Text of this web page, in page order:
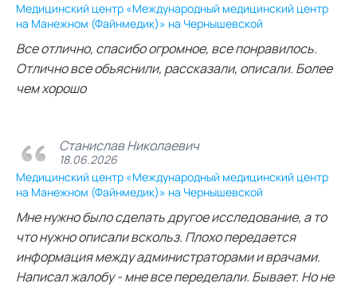
Медицинский центр «Международный медицинский центр
на Манежном (Файнмедик)» на Чернышевской
Все отлично, спасибо огромное, все понравилось.
Отлично все объяснили, рассказали, описали. Более
чем хорошо
Станислав Николаевич
18.06.2026
Медицинский центр «Международный медицинский центр
на Манежном (Файнмедик)» на Чернышевской
Мне нужно было сделать другое исследование, а то
что нужно описали вскольз. Плохо передается
информация между администраторами и врачами.
Написал жалобу - мне все переделали. Бывает. Но не